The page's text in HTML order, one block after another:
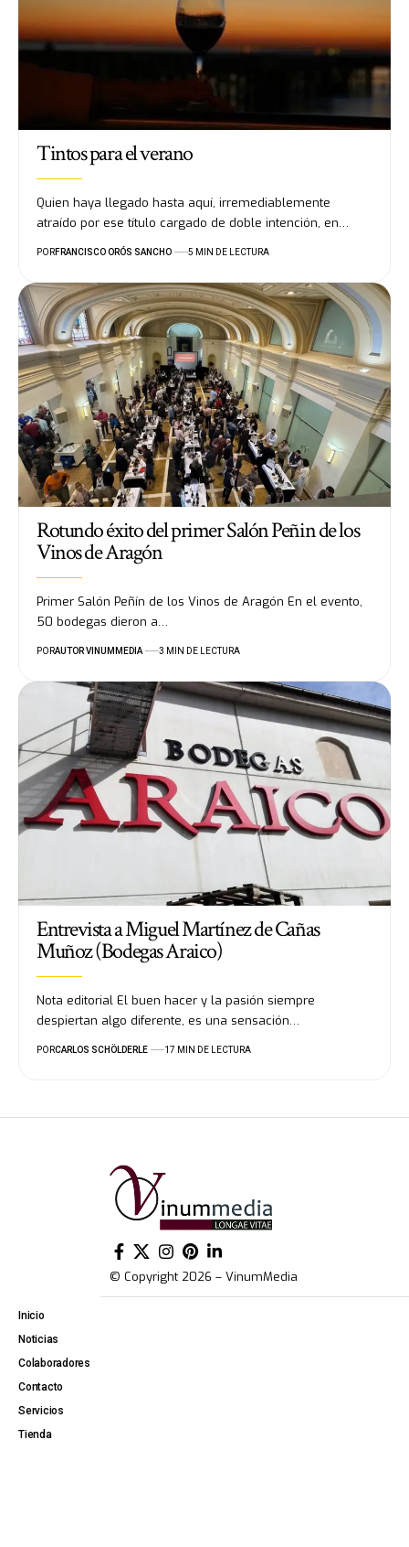
Tintos para el verano
Quien haya llegado hasta aquí, irremediablemente
atraído por ese título cargado de doble intención, en…
PORFRANCISCO ORÓS SANCHO 5 MIN DE LECTURA
Rotundo éxito del primer Salón Peñin de los
Vinos de Aragón
Primer Salón Peñín de los Vinos de Aragón En el evento,
50 bodegas dieron a…
PORAUTOR VINUMMEDIA 3 MIN DE LECTURA
Entrevista a Miguel Martínez de Cañas
Muñoz (Bodegas Araico)
Nota editorial El buen hacer y la pasión siempre
despiertan algo diferente, es una sensación…
PORCARLOS SCHÖLDERLE 17 MIN DE LECTURA
© Copyright 2026 – VinumMedia
Inicio
Noticias
Colaboradores
Contacto
Servicios
Tienda